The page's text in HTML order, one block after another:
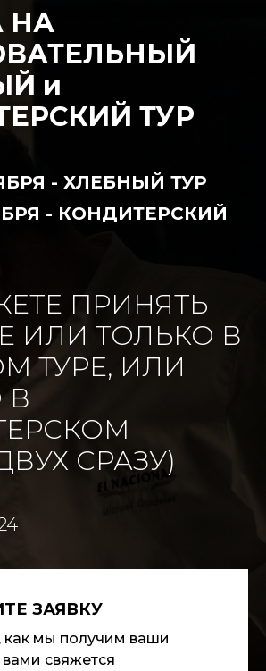
НА
и
ТУР
- ХЛЕБНЫЙ ТУР
- КОНДИТЕРСКИЙ
ПРИНЯТЬ
ИЛИ ТОЛЬКО В
ТУРЕ, ИЛИ
В
СРАЗУ)
ЗАЯВКУ
как мы получим ваши
вами свяжется